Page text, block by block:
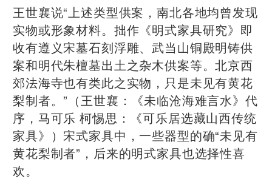
王世襄说“上述类型供案，南北各地均曾发现
实物或形象材料。拙作《明式家具研究》即
收有遵义宋墓石刻浮雕、武当山铜殿明铸供
案和明代朱檀墓出土之杂木供案等。北京西
郊法海寺也有类此之实物，只是未见有黄花
梨制者。”（王世襄：《未临沧海难言水》代
序，马可乐 柯惕思：《可乐居选藏山西传统
家具》）宋式家具中，一些器型的确“未见有
黄花梨制者”，后来的明式家具也选择性喜
欢。